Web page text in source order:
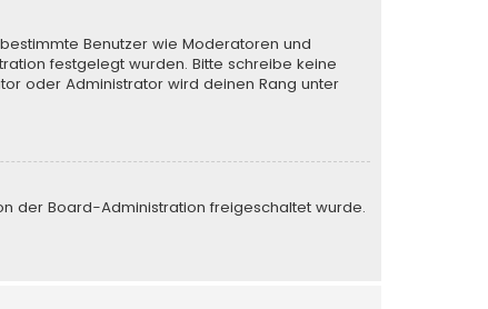
Benutzer wie Moderatoren und
festgelegt wurden. Bitte schreibe keine
oder Administrator wird deinen Rang unter
der Board-Administration freigeschaltet wurde.